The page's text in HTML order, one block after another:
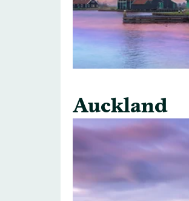
Auckland